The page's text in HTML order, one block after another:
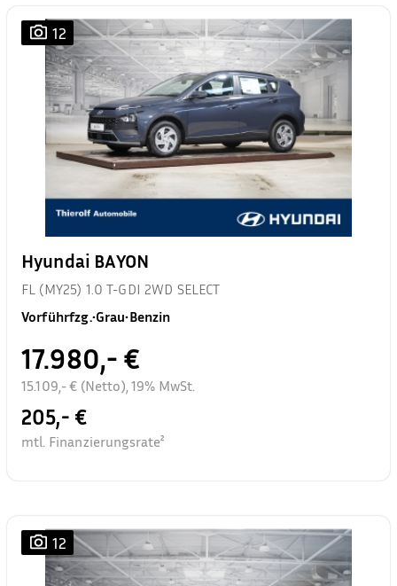
12
Hyundai BAYON
FL (MY25) 1.0 T-GDI 2WD SELECT
Vorführfzg.•Grau•Benzin
17.980,- €
15.109,- € (Netto), 19% MwSt.
205,- €
mtl. Finanzierungsrate²
12